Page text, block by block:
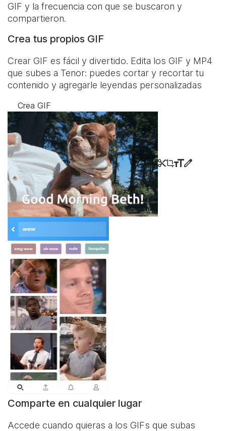
GIF y la frecuencia con que se buscaron y
compartieron.
Crea tus propios GIF
Crear GIF es fácil y divertido. Edita los GIF y MP4
que subes a Tenor: puedes cortar y recortar tu
contenido y agregarle leyendas personalizadas
Crea GIF
Comparte en cualquier lugar
Accede cuando quieras a los GIFs que subas